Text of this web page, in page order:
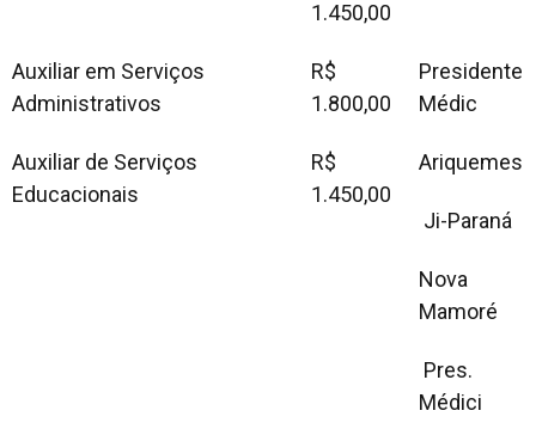
1.450,00
Auxiliar em Serviços
Administrativos
R$
1.800,00
Presidente
Médic
Auxiliar de Serviços
Educacionais
R$
1.450,00
Ariquemes
Ji-Paraná
Nova
Mamoré
Pres.
Médici